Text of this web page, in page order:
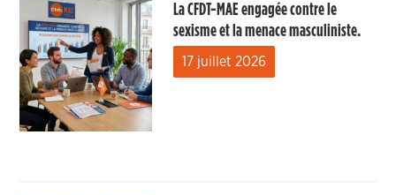
La CFDT-MAE engagée contre le
sexisme et la menace masculiniste.
17 juillet 2026